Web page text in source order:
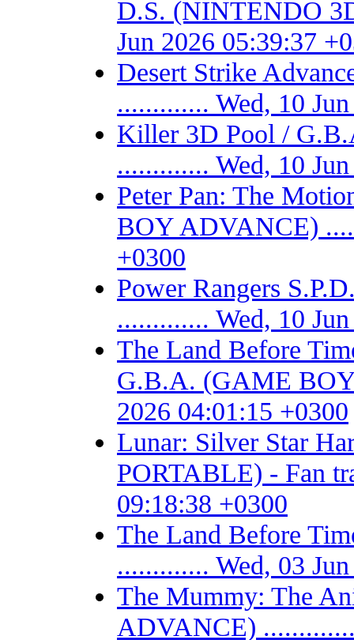
D.S. (NINTENDO
Jun 2026 05:39:37
Desert Strike
............. Wed, 10
Killer 3D Pool /
............. Wed, 10
Peter Pan: The
BOY ADVANCE)
+0300
Power Rangers
............. Wed, 10
The Land Before
G.B.A. (GAME
2026 04:01:15 +0300
Lunar: Silver Star
PORTABLE) - Fan
09:18:38 +0300
The Land Before
............. Wed, 03
The Mummy: The
ADVANCE)